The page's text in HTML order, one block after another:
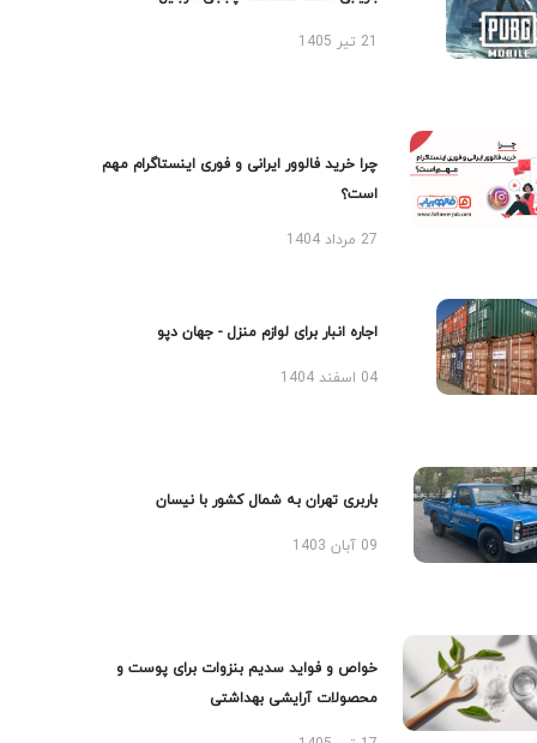
چرا خرید فالوور ایرانی و فوری اینستاگرام مهم
است؟
27 مرداد 1404
اجاره انبار برای لوازم منزل - جهان دپو
04 اسفند 1404
باربری تهران به شمال کشور با نیسان
09 آبان 1403
خواص و فواید سدیم بنزوات برای پوست و
محصولات آرایشی بهداشتی